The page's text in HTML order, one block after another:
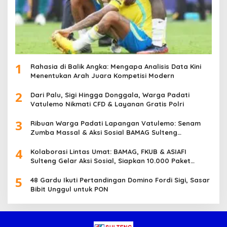
1
Rahasia di Balik Angka: Mengapa Analisis Data Kini
Menentukan Arah Juara Kompetisi Modern
2
Dari Palu, Sigi Hingga Donggala, Warga Padati
Vatulemo Nikmati CFD & Layanan Gratis Polri
3
Ribuan Warga Padati Lapangan Vatulemo: Senam
Zumba Massal & Aksi Sosial BAMAG Sulteng
4
Kolaborasi Lintas Umat: BAMAG, FKUB & ASIAFI
Sulteng Gelar Aksi Sosial, Siapkan 10.000 Paket
5
48 Gardu Ikuti Pertandingan Domino Fordi Sigi, Sasar
Bibit Unggul untuk PON